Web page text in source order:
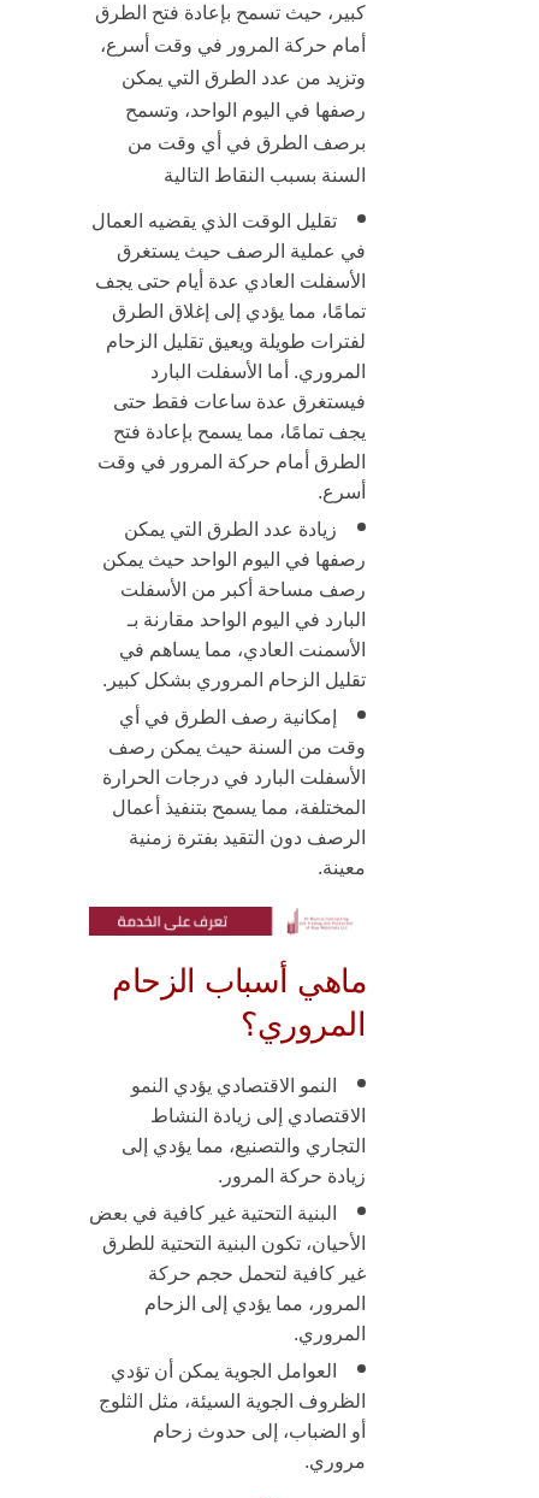
كبير، حيث تسمح بإعادة فتح الطرق
أمام حركة المرور في وقت أسرع،
وتزيد من عدد الطرق التي يمكن
رصفها في اليوم الواحد، وتسمح
برصف الطرق في أي وقت من
السنة بسبب النقاط التالية
تقليل الوقت الذي يقضيه العمال
في عملية الرصف حيث يستغرق
الأسفلت العادي عدة أيام حتى يجف
تمامًا، مما يؤدي إلى إغلاق الطرق
لفترات طويلة ويعيق تقليل الزحام
المروري. أما الأسفلت البارد
فيستغرق عدة ساعات فقط حتى
يجف تمامًا، مما يسمح بإعادة فتح
الطرق أمام حركة المرور في وقت
أسرع.
زيادة عدد الطرق التي يمكن
رصفها في اليوم الواحد حيث يمكن
رصف مساحة أكبر من الأسفلت
البارد في اليوم الواحد مقارنة بـ
الأسمنت العادي، مما يساهم في
تقليل الزحام المروري بشكل كبير.
إمكانية رصف الطرق في أي
وقت من السنة حيث يمكن رصف
الأسفلت البارد في درجات الحرارة
المختلفة، مما يسمح بتنفيذ أعمال
الرصف دون التقيد بفترة زمنية
معينة.
ماهي أسباب الزحام
المروري؟
النمو الاقتصادي يؤدي النمو
الاقتصادي إلى زيادة النشاط
التجاري والتصنيع، مما يؤدي إلى
زيادة حركة المرور .
البنية التحتية غير كافية في بعض
الأحيان، تكون البنية التحتية للطرق
غير كافية لتحمل حجم حركة
المرور، مما يؤدي إلى الزحام
المروري.
العوامل الجوية يمكن أن تؤدي
الظروف الجوية السيئة، مثل الثلوج
أو الضباب، إلى حدوث زحام
مروري.